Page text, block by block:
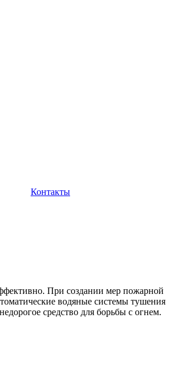
Контакты
При создании мер пожарной
водяные системы тушения
средство для борьбы с огнем.